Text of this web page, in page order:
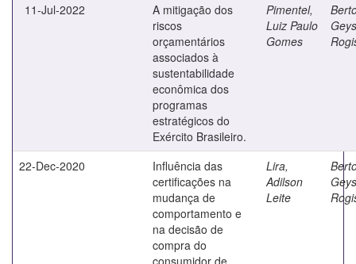
11-Jul-2022
A mitigação dos
riscos
orçamentários
associados à
sustentabilidade
econômica dos
programas
estratégicos do
Exército Brasileiro.
Pimentel,
Luiz Paulo
Gomes
22-Dec-2020
Influência das
certificações na
mudança de
comportamento e
na decisão de
compra do
consumidor de
Lira,
Adilson
Leite